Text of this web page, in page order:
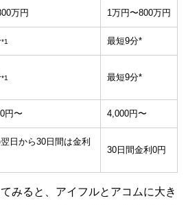
万円 1万円〜800万円
*1 最短9分*
*1 最短9分*
円〜 4,000円〜
日から30日間は金利
30日間金利0円
みると、アイフルとアコムに大き